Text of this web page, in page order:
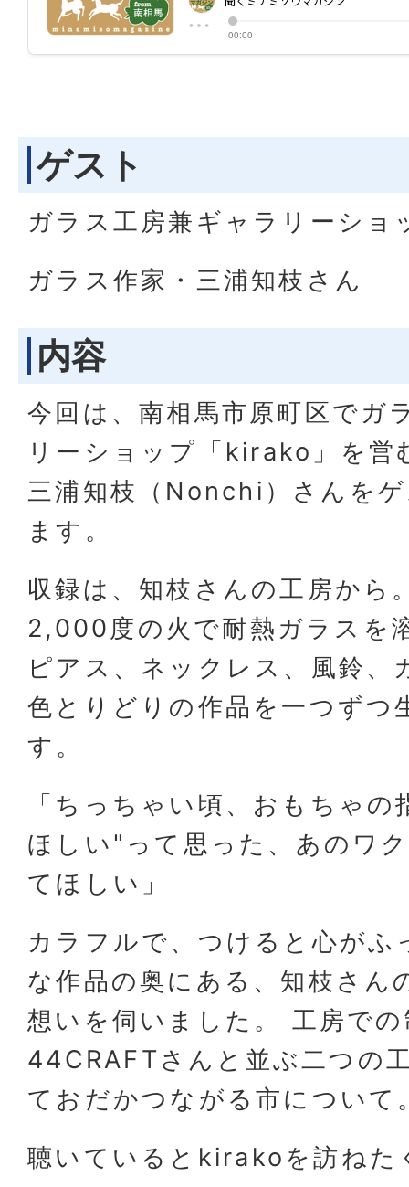
ゲスト
ガラス工房兼ギャラリーシ
ガラス作家・三浦知枝さん
内容
今回は、南相馬市原町区でガ
リーショップ「kirako」を営
三浦知枝（Nonchi）さんを
ます。
収録は、知枝さんの工房から
2,000度の火で耐熱ガラスを
ピアス、ネックレス、風鈴、
色とりどりの作品を一つずつ
す。
「ちっちゃい頃、おもちゃ
ほしい"って思った、あのワ
てほしい」
カラフルで、つけると心がふ
な作品の奥にある、知枝さん
想いを伺いました。 工房で
44CRAFTさんと並ぶ二つの
ておだかつながる市について
聴いているとkirakoを訪ねた